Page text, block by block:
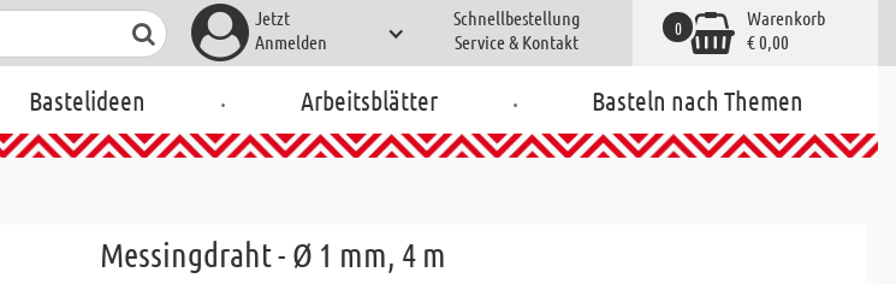
Jetzt
Anmelden
Schnellbestellung
Service & Kontakt
Warenkorb
€ 0,00
0
Bastelideen . Arbeitsblätter . Basteln nach Themen
Messingdraht - Ø 1 mm, 4 m